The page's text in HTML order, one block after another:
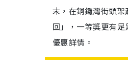
末，在銅鑼灣街頭
回」，一等獎更有
優惠詳情。